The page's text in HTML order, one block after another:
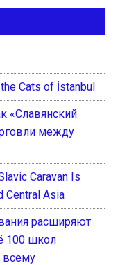
Cats of İstanbul
«Славянский
между
Caravan Is
Central Asia
расширяют
100 школ
всему